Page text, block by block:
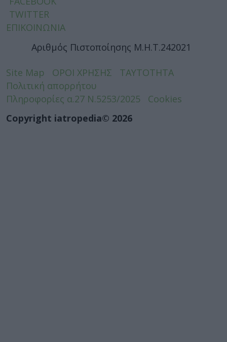
TWITTER
ΕΠΙΚΟΙΝΩΝΙΑ
Αριθμός Πιστοποίησης Μ.Η.Τ.242021
Site Map ΟΡΟΙ ΧΡΗΣΗΣ
ΤΑΥΤΟΤΗΤΑ
Πολιτική απορρήτου
Πληροφορίες α.27 Ν.5253/2025
Cookies
Copyright iatropedia© 2026